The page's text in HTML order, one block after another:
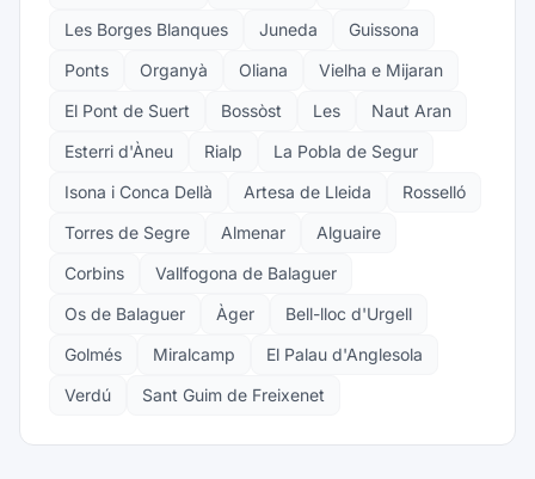
Les Borges Blanques
Juneda
Guissona
Ponts
Organyà Oliana
Vielha e Mijaran
El Pont de Suert
Bossòst Les
Naut Aran
Esterri d'Àneu
Rialp
La Pobla de Segur
Isona i Conca Dellà
Artesa de Lleida
Rosselló
Torres de Segre
Almenar
Alguaire
Corbins
Vallfogona de Balaguer
Os de Balaguer
Àger
Bell-lloc d'Urgell
Golmés
Miralcamp
El Palau d'Anglesola
Verdú
Sant Guim de Freixenet